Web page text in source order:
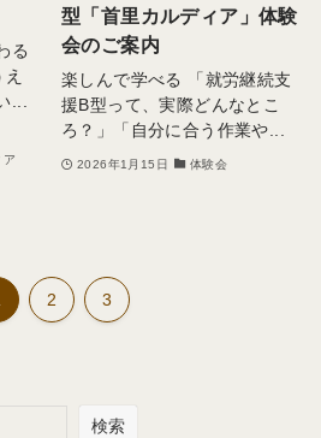
る
...
ア
型「首里カルディア」体験
会のご案内
楽しんで学べる 「就労継続支
援B型って、実際どんなとこ
ろ？」「自分に合う作業や...
2026年1月15日 体験会
2 3
検索